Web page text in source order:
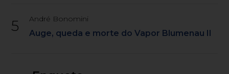
5 André Bonomini
Auge, queda e morte do Vapor Blumenau II